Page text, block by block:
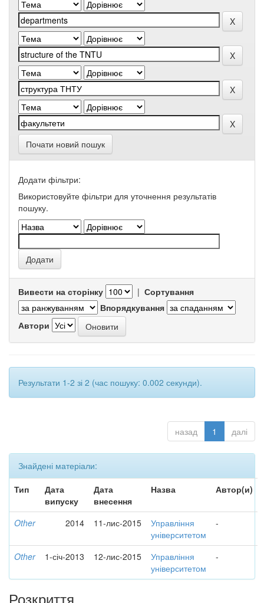
Почати новий пошук
Додати фільтри:
Використовуйте фільтри для уточнення результатів
пошуку.
Вивести на сторінку | Сортування
Впорядкування
Автори
Результати 1-2 зі 2 (час пошуку: 0.002 секунди).
назад 1 далі
Знайдені матеріали:
Тип
Дата
випуску
Дата
внесення
Назва Автор(и)
Other 2014 11-лис-2015
Управління
університетом
-
Other 1-січ-2013 12-лис-2015
Управління
університетом
-
Розкриття